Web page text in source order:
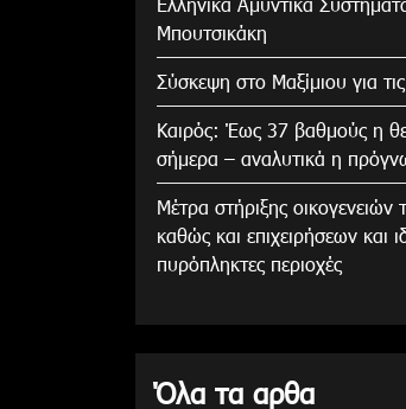
Μπουτσικάκη
Σύσκεψη στο Μαξίμιου για
Καιρός: Έως 37 βαθμούς η
σήμερα – αναλυτικά η
Μέτρα στήριξης
καθώς και επιχειρήσεων και
πυρόπληκτες περιοχές
Όλα τα αρθα